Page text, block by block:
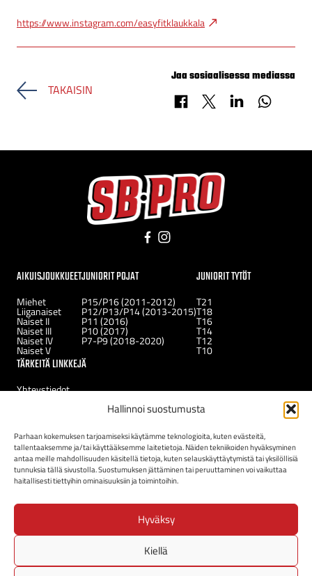
Hallinnoi suostumusta
Parhaan kokemuksen tarjoamiseksi käytämme teknologioita, kuten evästeitä,
tallentaaksemme ja/tai käyttääksemme laitetietoja. Näiden tekniikoiden hyväksyminen
antaa meille mahdollisuuden käsitellä tietoja, kuten selauskäyttäytymistä tai yksilöllisiä
tunnuksia tällä sivustolla. Suostumuksen jättäminen tai peruuttaminen voi vaikuttaa
haitallisesti tiettyihin ominaisuuksiin ja toimintoihin.
Hyväksy
Kiellä
https://www.instagram.com/easyfitklaukkala
TAKAISIN
Jaa sosiaalisessa mediassa
Jaa FacebookissaJaa X-palvelussaJaa LinkedInissä
Facebook
AIKUISJOUKKUEET
Miehet
Liiganaiset
Naiset II
Naiset III
Naiset IV
Naiset V
JUNIORIT POJAT
P15/P16 (2011-2012)
P12/P13/P14 (2013-2015)
P11 (2016)
P10 (2017)
P7-P9 (2018-2020)
JUNIORIT TYTÖT
T21
T18
T16
T14
T12
T10
TÄRKEITÄ LINKKEJÄ
Yhteystiedot